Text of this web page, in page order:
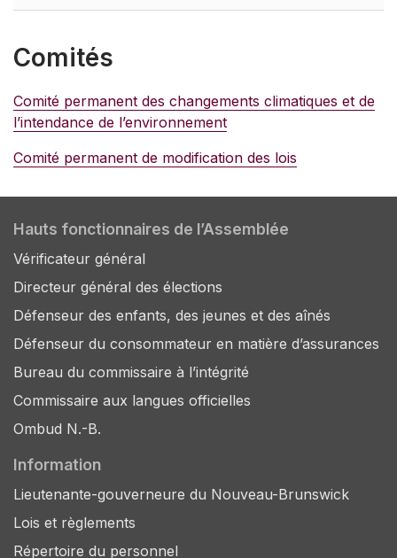
Comités
Comité permanent des changements climatiques et de
l’intendance de l’environnement
Comité permanent de modification des lois
Hauts fonctionnaires de l’Assemblée
Vérificateur général
Directeur général des élections
Défenseur des enfants, des jeunes et des aînés
Défenseur du consommateur en matière d’assurances
Bureau du commissaire à l’intégrité
Commissaire aux langues officielles
Ombud N.-B.
Information
Lieutenante-gouverneure du Nouveau-Brunswick
Lois et règlements
Répertoire du personnel